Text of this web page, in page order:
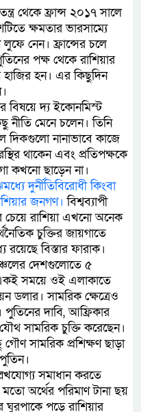
থেকে ফ্রান্স ২০১৭ সালে
ক্ষমতার ভারসাম্যে
নেন। ফ্রান্সের চলে
পক্ষ থেকে রাশিয়ার
হাজির হন। এর কিছুদিন
বিষয়ে দ্য ইকোনমিস্ট
নীতি মেনে চলেন। তিনি
দিকগুলো নানাভাবে কাজে
থাকেন এবং প্রতিপক্ষকে
কখনো ছাড়েন না।
দুর্নীতিবিরোধী কিংবা
জনগণ।বিশ্বব্যাপী
চেয়ে রাশিয়া এখনো অনেক
চুক্তির জায়গাতে
রয়েছে বিস্তার ফারাক।
দেশগুলোতে ৫
সময়ে ওই এলাকাতে
ডলার। সামরিক ক্ষেত্রেও
দাবি, আফ্রিকার
সামরিক চুক্তি করেছেন।
সামরিক প্রশিক্ষণ ছাড়া
সমাধান করতে
মতো অর্থের পরিমাণ টানা ছয়
ঘুরপাকে পড়ে রাশিয়ার